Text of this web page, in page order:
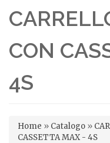
CON
4S
Tu sei qui
Home » Catalogo »
CASSETTA MAX - 4S